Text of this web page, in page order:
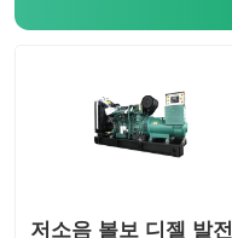
저소음 볼보 디젤 발전